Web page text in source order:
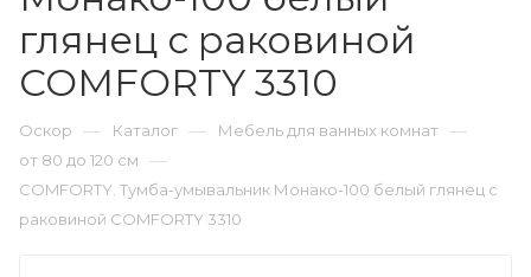
глянец с раковиной
COMFORTY 3310
Оскор — Каталог — Мебель для ванных комнат —
от 80 до 120 см —
COMFORTY. Тумба-умывальник Монако-100 белый глянец с
раковиной COMFORTY 3310